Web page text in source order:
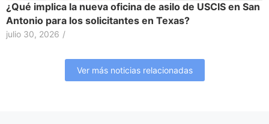
¿Qué implica la nueva oficina de asilo de USCIS en San
Antonio para los solicitantes en Texas?
julio 30, 2026 /
Ver más noticias relacionadas